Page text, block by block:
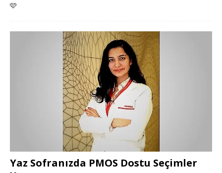
🩷
Yaz Sofranızda PMOS Dostu Seçimler